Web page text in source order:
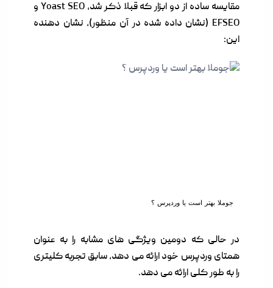
مقایسه ساده از دو ابزار که قبلا ذکر شد، Yoast SEO و
EFSEO (نشان داده شده در آن منظور)، نشان دهنده
این:
جوملا بهتر است یا وردپرس ؟
در حالی که دومین ویژگی های مشابه را به عنوان
همتای وردپرس خود ارائه می دهد، سابق تجربه کلیتری
را به طور کلی ارائه می دهد.